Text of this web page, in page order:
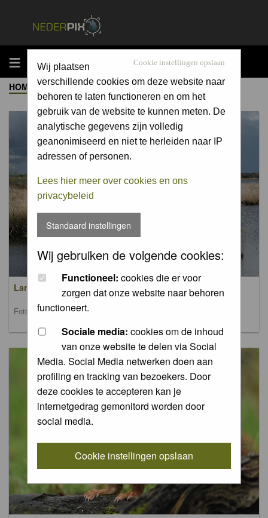
MENU Cookie instellingen opslaan
Wij plaatsen
verschillende cookies om deze website naar
behoren te laten functioneren en om het
gebruik van de website te kunnen meten. De
analytische gegevens zijn volledig
geanonimiseerd en niet te herleiden naar IP
adressen of personen.
Lees hier meer over cookies en ons
privacybeleid
Standaard instellingen
Wij gebruiken de volgende cookies:
Functioneel: cookies die er voor
zorgen dat onze website naar behoren
functioneert.
Sociale media: cookies om de inhoud
van onze website te delen via Social
Media. Social Media netwerken doen aan
profiling en tracking van bezoekers. Door
deze cookies te accepteren kan je
internetgedrag gemonitord worden door
social media.
Cookie instellingen opslaan
HOME ->ALBUM
Landschappen / Landscapes
Foto's van landschappen / Pictures of landscapes